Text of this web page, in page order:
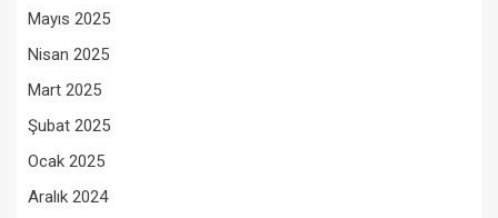
Mayıs 2025
Nisan 2025
Mart 2025
Şubat 2025
Ocak 2025
Aralık 2024